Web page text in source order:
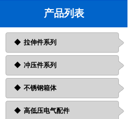
产品列表
◆ 拉伸件系列
◆ 冲压件系列
◆ 不锈钢箱体
◆ 高低压电气配件